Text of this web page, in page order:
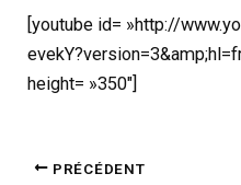
[youtube id= »http://
height= »350″]
PRÉCÉDENT